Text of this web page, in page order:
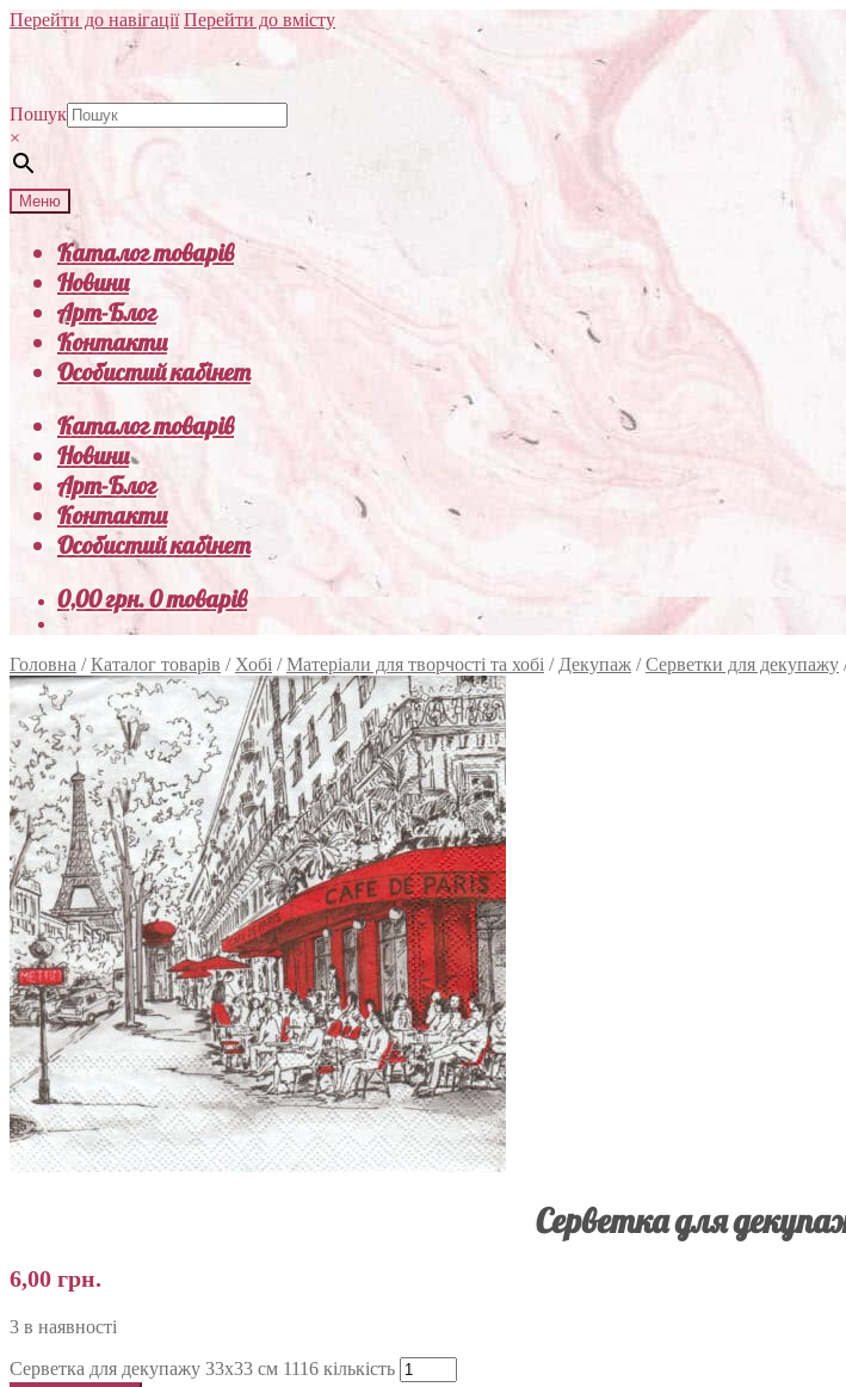
Перейти до навігації Перейти до вмісту
Пошук
×
Меню
Каталог товарів
Новини
Арт-Блог
Контакти
Особистий кабінет
Каталог товарів
Новини
Арт-Блог
Контакти
Особистий кабінет
0,00грн.0 товарів
Головна /Каталог товарів / Хобі /Матеріали для творчості та хобі / Декупаж /Серветки для декупажу
Серветка для
6,00 грн.
3 в наявності
Серветка для декупажу 33х33 см 1116 кількість